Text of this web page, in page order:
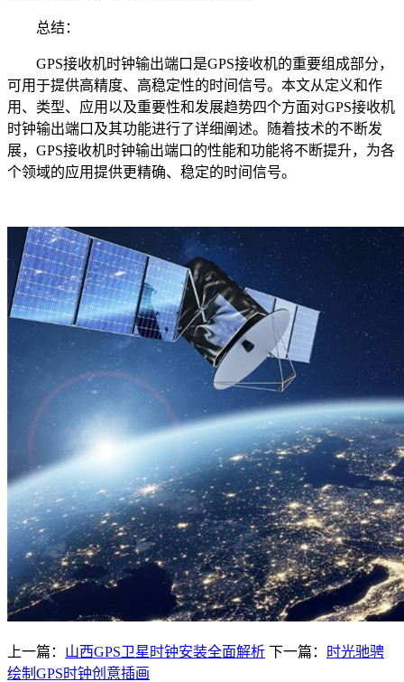
总结：
GPS接收机时钟输出端口是GPS接收机的重要组成部分，
可用于提供高精度、高稳定性的时间信号。本文从定义和作
用、类型、应用以及重要性和发展趋势四个方面对GPS接收机
时钟输出端口及其功能进行了详细阐述。随着技术的不断发
展，GPS接收机时钟输出端口的性能和功能将不断提升，为各
个领域的应用提供更精确、稳定的时间信号。
上一篇： 山西GPS卫星时钟安装全面解析 下一篇：
时光驰骋
绘制GPS时钟创意插画